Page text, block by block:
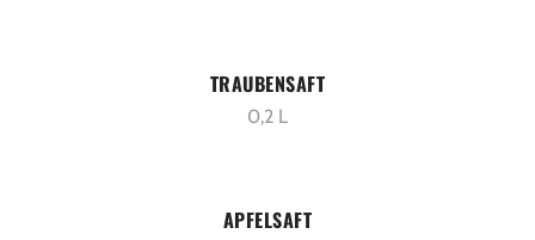
TRAUBENSAFT
0,2 L
APFELSAFT